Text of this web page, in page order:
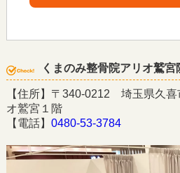
くまのみ整骨院アリオ鷲宮
【住所】〒340-0212 埼玉県久喜
オ鷲宮１階
【電話】 0480-53-3784